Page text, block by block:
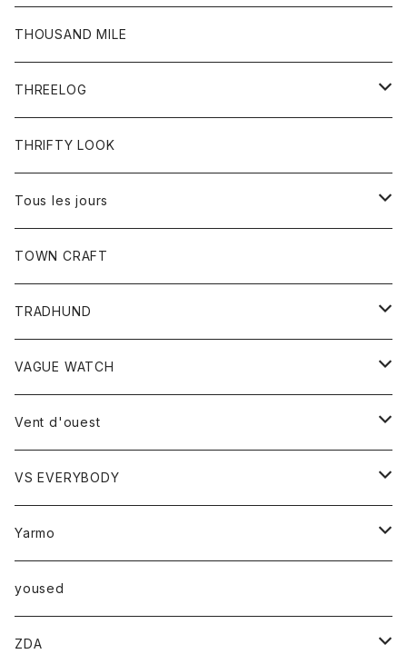
ワンピース
コート
ジーンズ
ショートパンツ
トップス
Tシャツ
THOUSAND MILE
THREELOG
トップス
Tシャツ
THRIFTY LOOK
Tous les jours
トップス
レディース
カットソー
TOWN CRAFT
TRADHUND
セーター
ベスト
VAGUE WATCH
時計
Vent d'ouest
ボトム
スカート
トップス
ベスト
VS EVERYBODY
トップス
Ｔシャツ
Yarmo
アウター
コート
小物
yoused
ZDA